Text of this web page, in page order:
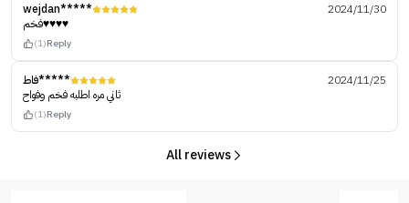
wejdan*****
2024/11/30
فخم♥️♥️♥️♥️
(1)Reply
فاط*****
2024/11/25
ثاني مره اطلبه فخم وفواح
(1)Reply
All reviews